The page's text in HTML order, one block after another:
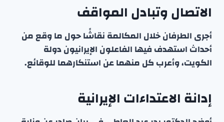
الاتصال وتبادل المواقف
أجرى الطرفان خلال المكالمة نقاشًا حول ما وقع من
أحداث استهدف فيها الفاعلون الإيرانيون دولة
الكويت، وأعرب كل منهما عن استنكارهما للوقائع.
إدانة الاعتداءات الإيرانية